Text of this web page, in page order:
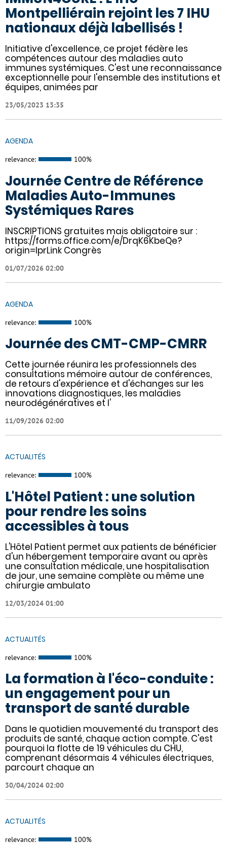
Montpelliérain rejoint les 7 IHU
nationaux déjà labellisés !
Initiative d'excellence, ce projet fédère les
compétences autour des maladies auto
immunes systémiques. C'est une reconnaissance
exceptionnelle pour l'ensemble des institutions et
équipes, animées par
23/05/2023 13:35
AGENDA
relevance: 100%
Journée Centre de Référence
Maladies Auto-Immunes
Systémiques Rares
INSCRIPTIONS gratuites mais obligatoire sur :
https://forms.office.com/e/DrqK6KbeQe?
origin=lprLink Congrès
01/07/2026 02:00
AGENDA
relevance: 100%
Journée des CMT-CMP-CMRR
Cette journée réunira les professionnels des
consultations mémoire autour de conférences,
de retours d'expérience et d'échanges sur les
innovations diagnostiques, les maladies
neurodégénératives et l'
11/09/2026 02:00
ACTUALITÉS
relevance: 100%
L'Hôtel Patient : une solution
pour rendre les soins
accessibles à tous
L'Hôtel Patient permet aux patients de bénéficier
d'un hébergement temporaire avant ou après
une consultation médicale, une hospitalisation
de jour, une semaine complète ou même une
chirurgie ambulato
12/03/2024 01:00
ACTUALITÉS
relevance: 100%
La formation à l'éco-conduite :
un engagement pour un
transport de santé durable
Dans le quotidien mouvementé du transport des
produits de santé, chaque action compte. C'est
pourquoi la flotte de 19 véhicules du CHU,
comprenant désormais 4 véhicules électriques,
parcourt chaque an
30/04/2024 02:00
ACTUALITÉS
relevance: 100%